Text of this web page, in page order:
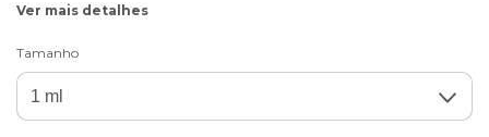
Ver mais detalhes
Tamanho